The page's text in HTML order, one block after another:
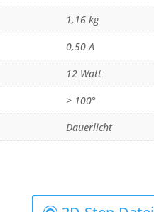
1,16 kg
0,50 A
12 Watt
> 100°
Dauerlicht